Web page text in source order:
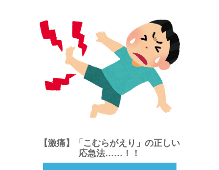
【激痛】「こむらがえり」の正しい
応急法……！！